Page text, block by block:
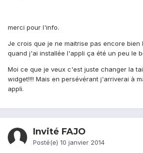
merci pour l'info.
Je crois que je ne maitrise pas encore
quand j'ai installée l'appli ça été un peu le
Moi ce que je veux c'est juste changer la
widget!!!! Mais en persévérant j'arriverai à
appli.
Invité FAJO
Posté(e) 10 janvier 2014